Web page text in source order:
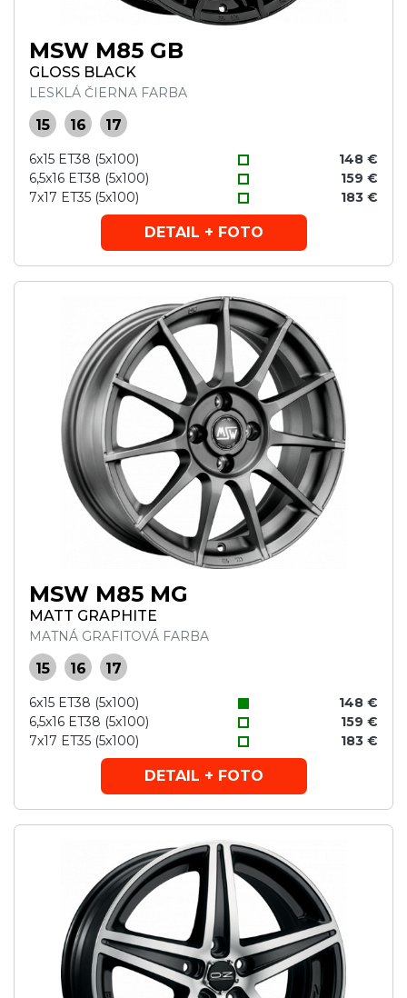
MSW M85 GB
GLOSS BLACK
LESKLÁ ČIERNA FARBA
15 16 17
6x15 ET38 (5x100)
148 €
6,5x16 ET38 (5x100)
159 €
7x17 ET35 (5x100)
183 €
DETAIL + FOTO
MSW M85 MG
MATT GRAPHITE
MATNÁ GRAFITOVÁ FARBA
15 16 17
6x15 ET38 (5x100)
148 €
6,5x16 ET38 (5x100)
159 €
7x17 ET35 (5x100)
183 €
DETAIL + FOTO